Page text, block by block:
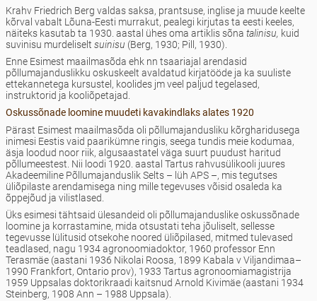
Krahv Friedrich Berg valdas saksa, prantsuse, inglise ja muude keelte
kõrval vabalt Lõuna-Eesti murrakut, pealegi kirjutas ta eesti keeles,
näiteks kasutab ta 1930. aastal ühes oma artiklis sõna talinisu, kuid
suvinisu murdeliselt suinisu (Berg, 1930; Pill, 1930).
Enne Esimest maailmasõda ehk nn tsaariajal arendasid
põllumajanduslikku oskuskeelt avaldatud kirjatööde ja ka suuliste
ettekannetega kursustel, koolides jm veel paljud tegelased,
instruktorid ja kooliõpetajad.
Oskussõnade loomine muudeti kavakindlaks alates 1920
Pärast Esimest maailmasõda oli põllumajandusliku kõrgharidusega
inimesi Eestis vaid paarikümne ringis, seega tundis meie kodumaa,
äsja loodud noor riik, algusaastatel väga suurt puudust haritud
põllumeestest. Nii loodi 1920. aastal Tartus rahvusülikooli juures
Akadeemiline Põllumajanduslik Selts – lüh APS –, mis tegutses
üliõpilaste arendamisega ning mille tegevuses võisid osaleda ka
õppejõud ja vilistlased.
Üks esimesi tähtsaid ülesandeid oli põllumajanduslike oskussõnade
loomine ja korrastamine, mida otsustati teha jõuliselt, sellesse
tegevusse lülitusid otsekohe noored üliõpilased, mitmed tulevased
teadlased, nagu 1934 agronoomiadoktor, 1960 professor Enn
Terasmäe (aastani 1936 Nikolai Roosa, 1899 Kabala v Viljandimaa–
1990 Frankfort, Ontario prov), 1933 Tartus agronoomiamagistrija
1959 Uppsalas doktorikraadi kaitsnud Arnold Kivimäe (aastani 1934
Steinberg, 1908 Ann – 1988 Uppsala).